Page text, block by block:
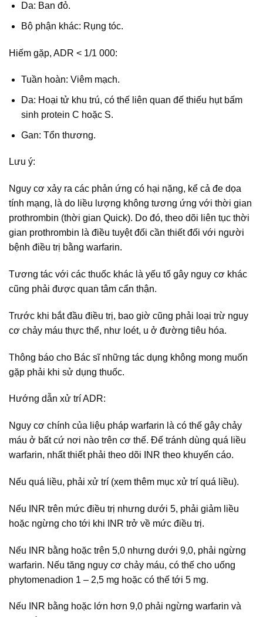
Da: Ban đỏ.
Bộ phận khác: Rụng tóc.
Hiếm gặp, ADR < 1/1 000:
Tuần hoàn: Viêm mạch.
Da: Hoại tử khu trú, có thế liên quan đế thiếu hụt bấm
sinh protein C hoặc S.
Gan: Tổn thương.
Lưu ý:
Nguy cơ xảy ra các phản ứng có hại nặng, kể cả đe dọa
tính mạng, là do liều lượng không tương ứng với thời gian
prothrombin (thời gian Quick). Do đó, theo dõi liên tục thời
gian prothrombin là điều tuyệt đối cần thiết đối với người
bệnh điều trị bằng warfarin.
Tương tác với các thuốc khác là yếu tố gây nguy cơ khác
cũng phải được quan tâm cẩn thận.
Trước khi bắt đầu điều trị, bao giờ cũng phải loại trừ nguy
cơ chảy máu thực thể, như loét, u ở đường tiêu hóa.
Thông báo cho Bác sĩ những tác dụng không mong muốn
gặp phải khi sử dụng thuốc.
Hướng dẫn xử trí ADR:
Nguy cơ chính của liệu pháp warfarin là có thế gây chảy
máu ở bất cứ nơi nào trên cơ thế. Đế tránh dùng quá liều
warfarin, nhất thiết phải theo dõi INR theo khuyến cáo.
Nếu quá liều, phải xử trí (xem thêm mục xử trí quá liều).
Nếu INR trên mức điều trị nhưng dưới 5, phải giảm liều
hoặc ngừng cho tới khi INR trở về mức điều trị.
Nếu INR bằng hoặc trên 5,0 nhưng dưới 9,0, phải ngừng
warfarin. Nếu tăng nguy cơ chảy máu, có thế cho uống
phytomenadion 1 – 2,5 mg hoặc có thế tới 5 mg.
Nếu INR bằng hoặc lớn hơn 9,0 phải ngừng warfarin và